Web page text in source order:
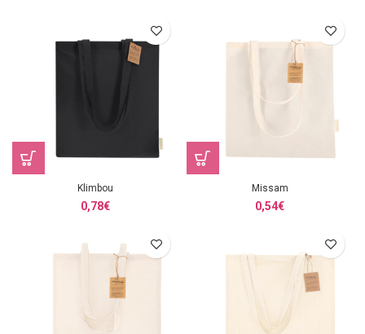
Klimbou
0,78€
Missam
0,54€